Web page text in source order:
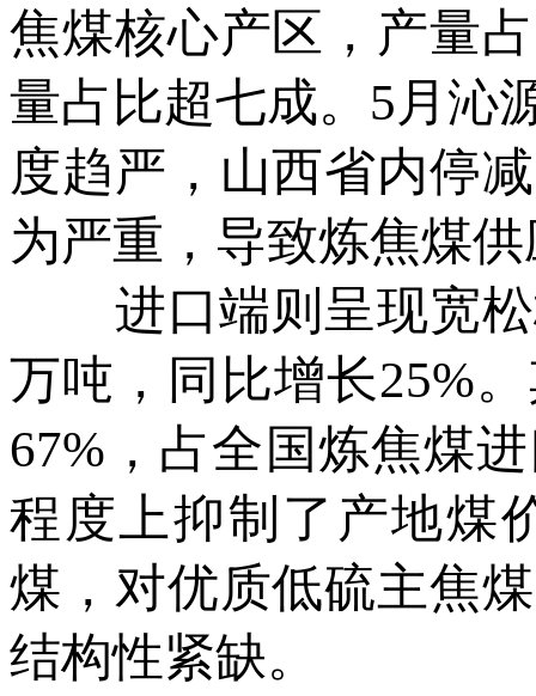
焦煤核心产区，产量
量占比超七成。5月沁
度趋严，山西省内停
为严重，导致炼焦煤
进口端则呈现宽松
万吨，同比增长25%
67%，占全国炼焦煤
程度上抑制了产地煤
煤，对优质低硫主焦
结构性紧缺。